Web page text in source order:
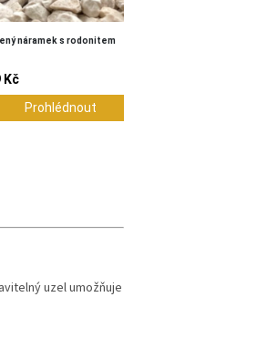
uzel umožňuje